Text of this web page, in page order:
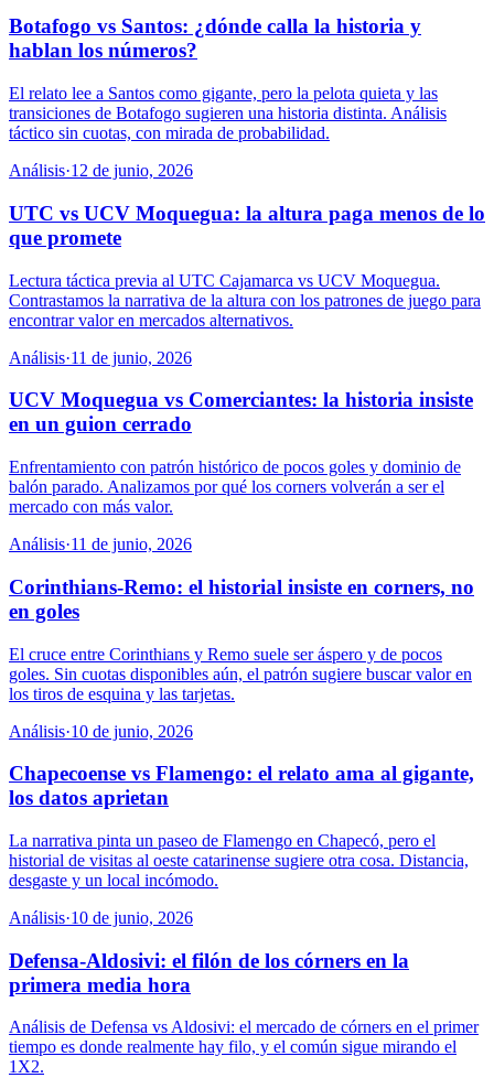
Botafogo vs Santos: ¿dónde calla la historia y
hablan los números?
El relato lee a Santos como gigante, pero la pelota quieta y las
transiciones de Botafogo sugieren una historia distinta. Análisis
táctico sin cuotas, con mirada de probabilidad.
Análisis·12 de junio, 2026
UTC vs UCV Moquegua: la altura paga menos de lo
que promete
Lectura táctica previa al UTC Cajamarca vs UCV Moquegua.
Contrastamos la narrativa de la altura con los patrones de juego para
encontrar valor en mercados alternativos.
Análisis·11 de junio, 2026
UCV Moquegua vs Comerciantes: la historia insiste
en un guion cerrado
Enfrentamiento con patrón histórico de pocos goles y dominio de
balón parado. Analizamos por qué los corners volverán a ser el
mercado con más valor.
Análisis·11 de junio, 2026
Corinthians-Remo: el historial insiste en corners, no
en goles
El cruce entre Corinthians y Remo suele ser áspero y de pocos
goles. Sin cuotas disponibles aún, el patrón sugiere buscar valor en
los tiros de esquina y las tarjetas.
Análisis·10 de junio, 2026
Chapecoense vs Flamengo: el relato ama al gigante,
los datos aprietan
La narrativa pinta un paseo de Flamengo en Chapecó, pero el
historial de visitas al oeste catarinense sugiere otra cosa. Distancia,
desgaste y un local incómodo.
Análisis·10 de junio, 2026
Defensa-Aldosivi: el filón de los córners en la
primera media hora
Análisis de Defensa vs Aldosivi: el mercado de córners en el primer
tiempo es donde realmente hay filo, y el común sigue mirando el
1X2.